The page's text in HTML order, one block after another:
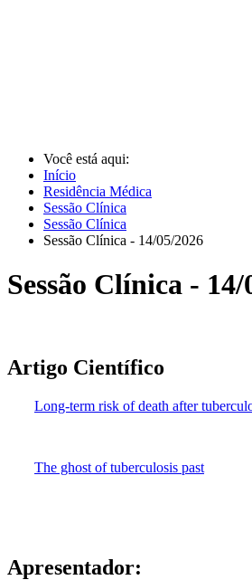
Você está aqui:
Início
Residência Médica
Sessão Clínica
Sessão Clínica
Sessão Clínica - 14/05/2026
Sessão Clínica - 14/
Artigo Científico
Long-term risk of death after
The ghost of tuberculosis past
Apresentador: